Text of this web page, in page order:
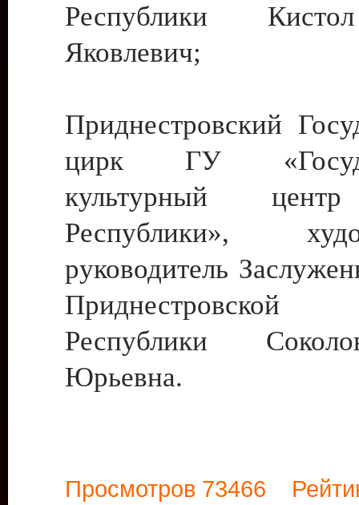
Республики
Яковлевич;
Приднестровский
цирк ГУ
культурный
Республики»,
руководитель
Приднестровской
Республики
Юрьевна.
Просмотров 73466